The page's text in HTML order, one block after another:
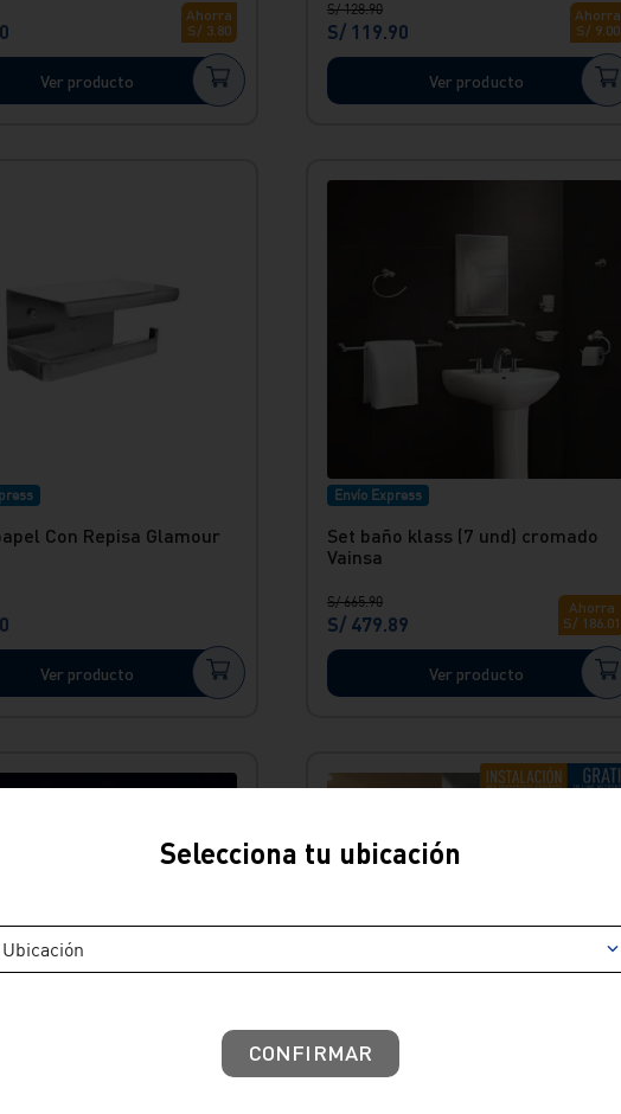
Ahorra
S/ 3.80
Ver producto
S/ 128.90
S/ 119.90
Ahorra
S/ 9.00
Ver producto
Con Repisa Glamour
Ver producto
Envío Express
Set baño klass (7 und) cromado
Vainsa
S/ 665.90
S/ 479.89
Ahorra
S/ 186.01
Ver producto
Selecciona tu ubicación
Ubicación
CONFIRMAR